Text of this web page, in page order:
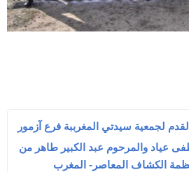
لجمعية سيدتي المغرببة فرع آزمور
عياد والمرحوم عبد الكبير طاهر من
الكشاف المعاصر- المغرب